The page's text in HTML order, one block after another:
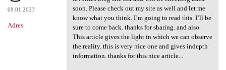
08.01.2023
Adres
soon. Please check out my site as well and let me
know what you think. I’m going to read this. I’ll be
sure to come back. thanks for sharing. and also
This article gives the light in which we can observe
the reality. this is very nice one and gives indepth
information. thanks for this nice article...